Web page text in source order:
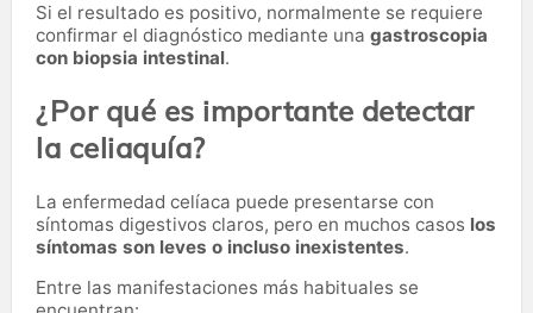
Si el resultado es positivo, normalmente se requiere
confirmar el diagnóstico mediante una gastroscopia
con biopsia intestinal.
¿Por qué es importante detectar
la celiaquía?
La enfermedad celíaca puede presentarse con
síntomas digestivos claros, pero en muchos casos los
síntomas son leves o incluso inexistentes.
Entre las manifestaciones más habituales se